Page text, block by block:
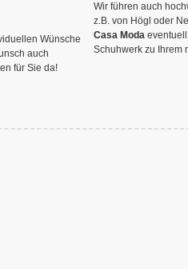
Wünsche
auch
für Sie da!
Wir führen auch
z.B. von Högl oder
Casa Moda
Schuhwerk zu Ihrem